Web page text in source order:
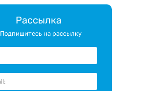
Рассылка
Подпишитесь на рассылку